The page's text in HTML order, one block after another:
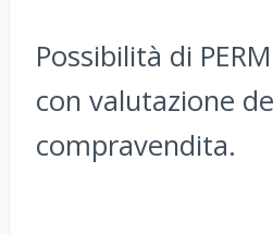
Possibilità di
con valutazione
compravendita.